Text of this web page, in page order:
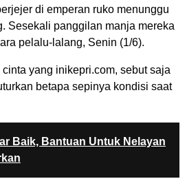
di emperan ruko menunggu
Sesekali panggilan manja mereka
pelalu-lalang, Senin (1/6).
yang inikepri.com, sebut saja
betapa sepinya kondisi saat
Baik, Bantuan Untuk Nelayan